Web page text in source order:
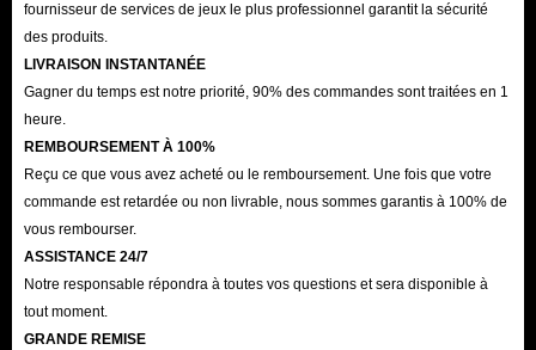
fournisseur de services de jeux le plus professionnel garantit la sécurité
des produits.
LIVRAISON INSTANTANÉE
Gagner du temps est notre priorité, 90% des commandes sont traitées en 1
heure.
REMBOURSEMENT À 100%
Reçu ce que vous avez acheté ou le remboursement. Une fois que votre
commande est retardée ou non livrable, nous sommes garantis à 100% de
vous rembourser.
ASSISTANCE 24/7
Notre responsable répondra à toutes vos questions et sera disponible à
tout moment.
GRANDE REMISE